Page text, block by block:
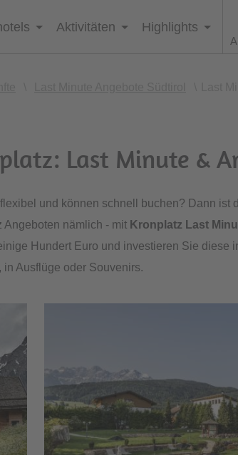
Aktivitäten Highlights
Last Minute &
und können schnell buchen? Dann ist
Angeboten nämlich - mit Kronplatz Last
Hundert Euro und investieren Sie diese
in Ausflüge oder Souvenirs.